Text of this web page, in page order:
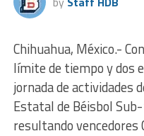
Chihuahua, México.-
límite de tiempo y dos
jornada de actividades
Estatal de Béisbol
resultando vencedores